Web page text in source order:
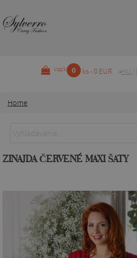
Vozík 0 ks - 0 EUR HU
Home
ZINAJDA ČERVENÉ MAXI ŠATY